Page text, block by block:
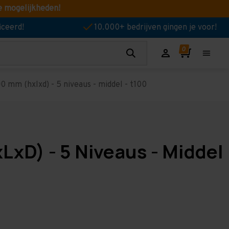
mogelijkheden!
10.000+ bedrijven gingen je voor!
mm (hxlxd) - 5 niveaus - middel - t100
- 5 Niveaus - Middel